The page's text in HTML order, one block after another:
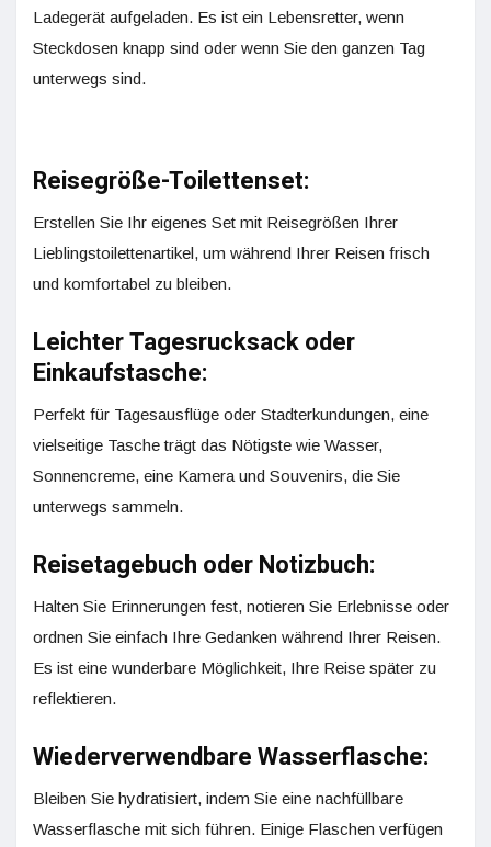
Ladegerät aufgeladen. Es ist ein Lebensretter, wenn
Steckdosen knapp sind oder wenn Sie den ganzen Tag
unterwegs sind.
Reisegröße-Toilettenset:
Erstellen Sie Ihr eigenes Set mit Reisegrößen Ihrer
Lieblingstoilettenartikel, um während Ihrer Reisen frisch
und komfortabel zu bleiben.
Leichter Tagesrucksack oder
Einkaufstasche:
Perfekt für Tagesausflüge oder Stadterkundungen, eine
vielseitige Tasche trägt das Nötigste wie Wasser,
Sonnencreme, eine Kamera und Souvenirs, die Sie
unterwegs sammeln.
Reisetagebuch oder Notizbuch:
Halten Sie Erinnerungen fest, notieren Sie Erlebnisse oder
ordnen Sie einfach Ihre Gedanken während Ihrer Reisen.
Es ist eine wunderbare Möglichkeit, Ihre Reise später zu
reflektieren.
Wiederverwendbare Wasserflasche:
Bleiben Sie hydratisiert, indem Sie eine nachfüllbare
Wasserflasche mit sich führen. Einige Flaschen verfügen